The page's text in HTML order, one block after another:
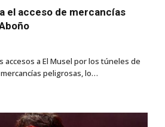
el acceso de mercancías
accesos a El Musel por los túneles de
peligrosas, lo…